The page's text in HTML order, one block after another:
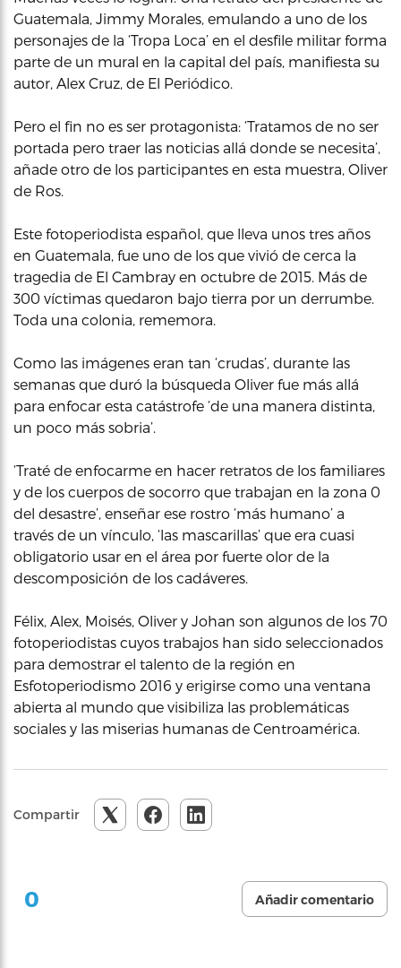
Guatemala, Jimmy Morales, emulando a uno de los
personajes de la ‘Tropa Loca’ en el desfile militar forma
parte de un mural en la capital del país, manifiesta su
autor, Alex Cruz, de El Periódico.
Pero el fin no es ser protagonista: ‘Tratamos de no ser
portada pero traer las noticias allá donde se necesita’,
añade otro de los participantes en esta muestra, Oliver
de Ros.
Este fotoperiodista español, que lleva unos tres años
en Guatemala, fue uno de los que vivió de cerca la
tragedia de El Cambray en octubre de 2015. Más de
300 víctimas quedaron bajo tierra por un derrumbe.
Toda una colonia, rememora.
Como las imágenes eran tan ‘crudas’, durante las
semanas que duró la búsqueda Oliver fue más allá
para enfocar esta catástrofe ‘de una manera distinta,
un poco más sobria’.
‘Traté de enfocarme en hacer retratos de los familiares
y de los cuerpos de socorro que trabajan en la zona 0
del desastre’, enseñar ese rostro ‘más humano’ a
través de un vínculo, ‘las mascarillas’ que era cuasi
obligatorio usar en el área por fuerte olor de la
descomposición de los cadáveres.
Félix, Alex, Moisés, Oliver y Johan son algunos de los 70
fotoperiodistas cuyos trabajos han sido seleccionados
para demostrar el talento de la región en
Esfotoperiodismo 2016 y erigirse como una ventana
abierta al mundo que visibiliza las problemáticas
sociales y las miserias humanas de Centroamérica.
Compartir
0 Añadir comentario